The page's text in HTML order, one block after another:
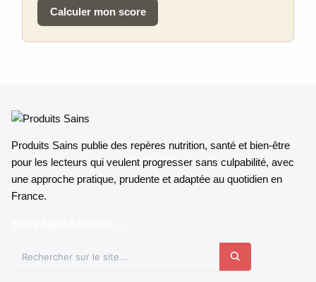
Calculer mon score
Produits Sains publie des repères nutrition, santé et bien-être
pour les lecteurs qui veulent progresser sans culpabilité, avec
une approche pratique, prudente et adaptée au quotidien en
France.